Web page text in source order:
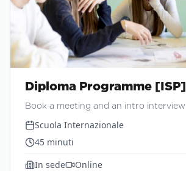
Diploma Programme [ISP]
Book a meeting and an intro interview
Scuola Internazionale
45 minuti
In sede
Online